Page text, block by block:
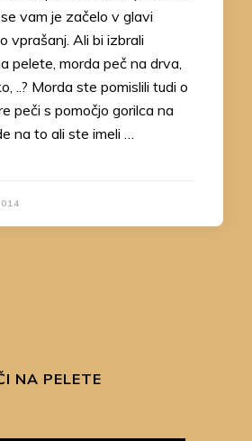
vam je začelo v glavi
vprašanj. Ali bi izbrali
pelete, morda peč na drva,
..? Morda ste pomislili tudi o
peči s pomočjo gorilca na
na to ali ste imeli …
NA PELETE